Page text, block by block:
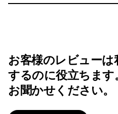
お客様のレビュー
するのに役立ちま
お聞かせください。